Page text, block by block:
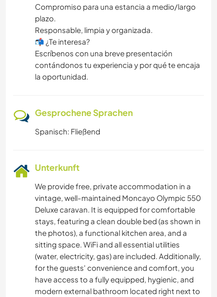
​Compromiso para una estancia a medio/largo
plazo.
​Responsable, limpia y organizada.
​📬 ¿Te interesa?
​Escríbenos con una breve presentación
contándonos tu experiencia y por qué te encaja
la oportunidad.
Gesprochene Sprachen
Spanisch: Fließend
Unterkunft
​We provide free, private accommodation in a
vintage, well-maintained Moncayo Olympic 550
Deluxe caravan. It is equipped for comfortable
stays, featuring a clean double bed (as shown in
the photos), a functional kitchen area, and a
sitting space. WiFi and all essential utilities
(water, electricity, gas) are included. Additionally,
for the guests' convenience and comfort, you
have access to a fully equipped, hygienic, and
modern external bathroom located right next to